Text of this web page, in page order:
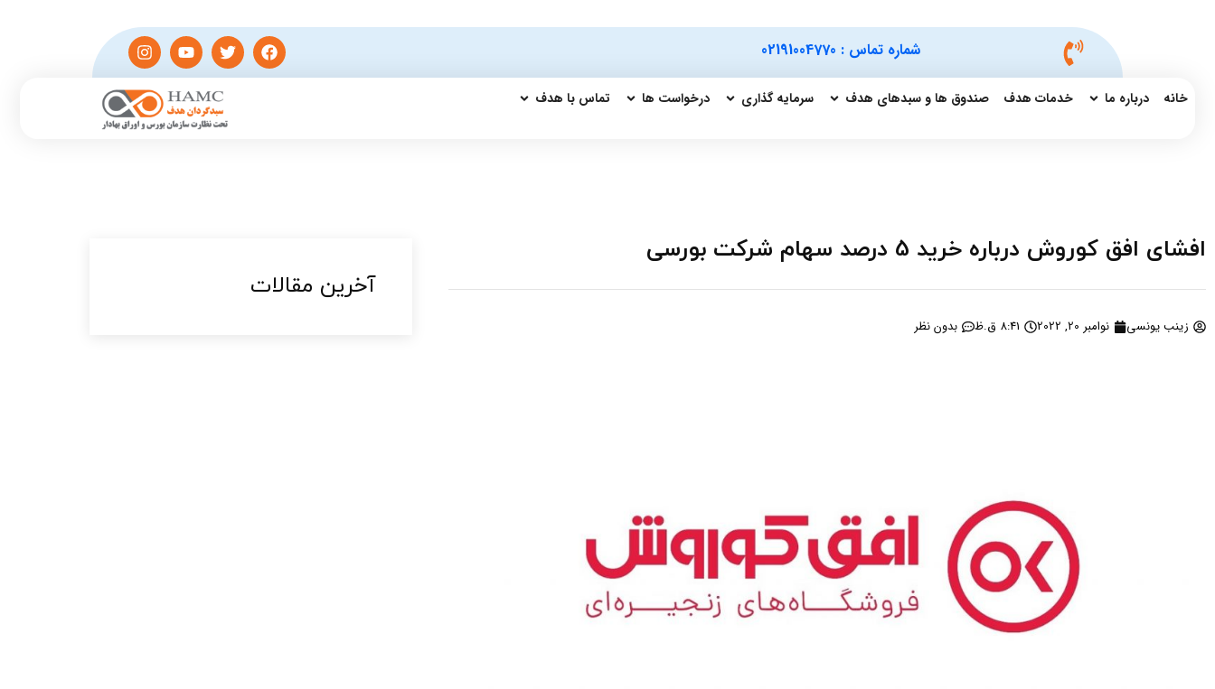
شماره تماس : 02191004770
خانه درباره ما خدمات هدف صندوق ها و سبدهای هدف سرمایه گذاری درخواست ها تماس با هدف
افشای افق کوروش درباره خرید 5 درصد سهام شرکت بورسی
زینب یونسی نوامبر 20, 2022 8:41 ق.ظ بدون نظر
آخرین مقالات​